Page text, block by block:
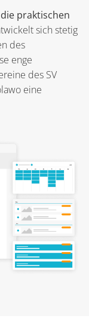
praktischen
sich stetig
des
enge
des SV
eine